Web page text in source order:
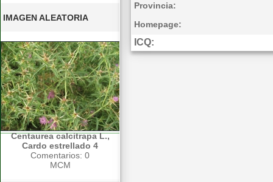
IMAGEN ALEATORIA
Centaurea calcitrapa L.,
Cardo estrellado 4
Comentarios: 0
MCM
Provincia:
Homepage:
ICQ: